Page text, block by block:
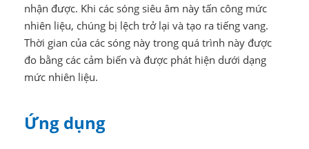
nhận được. Khi các sóng siêu âm này tấn công mức
nhiên liệu, chúng bị lệch trở lại và tạo ra tiếng vang.
Thời gian của các sóng này trong quá trình này được
đo bằng các cảm biến và được phát hiện dưới dạng
mức nhiên liệu.
Ứng dụng